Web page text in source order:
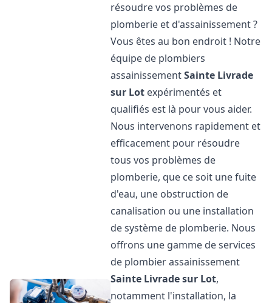
résoudre vos problèmes de
plomberie et d'assainissement ?
Vous êtes au bon endroit ! Notre
équipe de plombiers
assainissementSainte Livrade
sur Lot expérimentés et
qualifiés est là pour vous aider.
Nous intervenons rapidement et
efficacement pour résoudre
tous vos problèmes de
plomberie, que ce soit une fuite
d'eau, une obstruction de
canalisation ou une installation
de système de plomberie. Nous
offrons une gamme de services
de plombier assainissement
Sainte Livrade sur Lot,
notamment l'installation, la